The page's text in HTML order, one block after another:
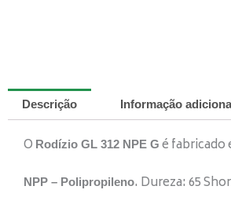
Descrição Informação
O Rodízio GL 312 NPE G é fabricado
NPP – Polipropileno. Dureza: 65